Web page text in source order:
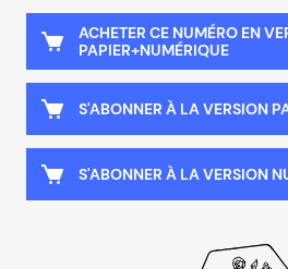
ACHETER CE NUMÉRO EN
PAPIER+NUMÉRIQUE
S'ABONNER À LA VERSION
S'ABONNER À LA VERSION